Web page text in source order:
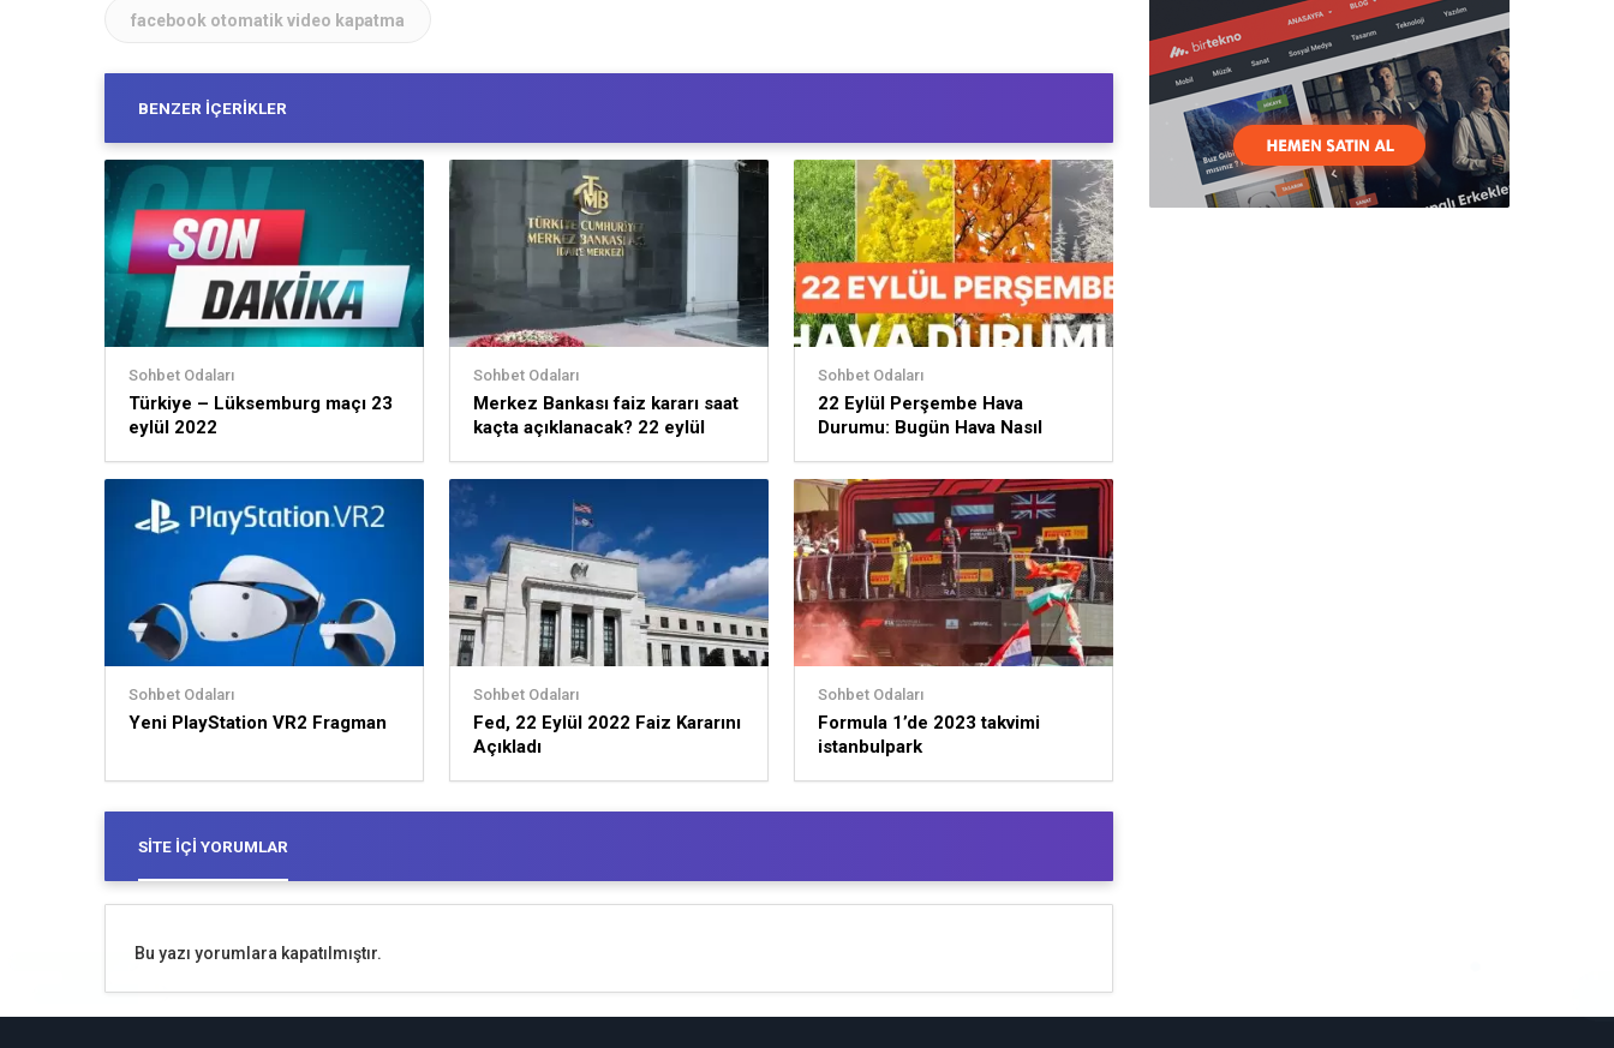
facebook otomatik video kapatma
BENZER İÇERIKLER
Sohbet Odaları
Türkiye – Lüksemburg maçı 23
eylül 2022
Sohbet Odaları
Merkez Bankası faiz kararı saat
kaçta açıklanacak? 22 eylül
Sohbet Odaları
22 Eylül Perşembe Hava
Durumu: Bugün Hava Nasıl
Düşüyor!
Sohbet Odaları
Yeni PlayStation VR2 Fragman
Sohbet Odaları
Fed, 22 Eylül 2022 Faiz Kararını
Açıkladı
Sohbet Odaları
Formula 1’de 2023 takvimi
istanbulpark
SITE İÇI YORUMLAR
Bu yazı yorumlara kapatılmıştır.